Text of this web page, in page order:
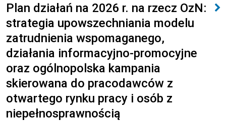
Plan działań na 2026 r. na rzecz OzN:
strategia upowszechniania modelu
zatrudnienia wspomaganego,
działania informacyjno-promocyjne
oraz ogólnopolska kampania
skierowana do pracodawców z
otwartego rynku pracy i osób z
niepełnosprawnością